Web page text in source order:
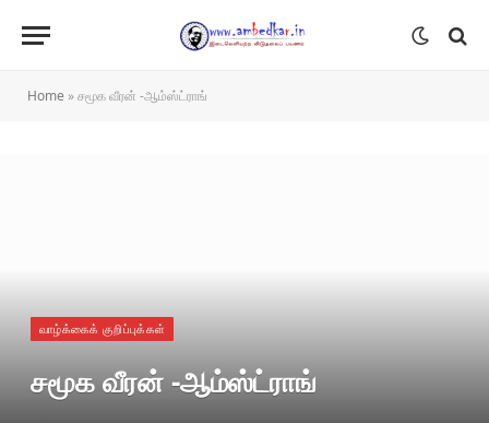
Home »சமூக வீரன் -ஆம்ஸ்ட்ராங்
வாழ்க்கைக் குறிப்புக்கள்
சமூக வீரன் -ஆம்ஸ்ட்ராங்